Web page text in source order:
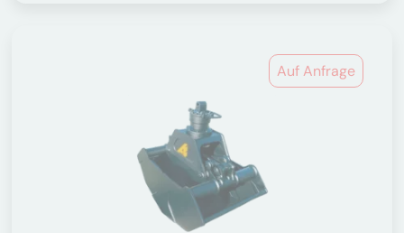
Auf Anfrage